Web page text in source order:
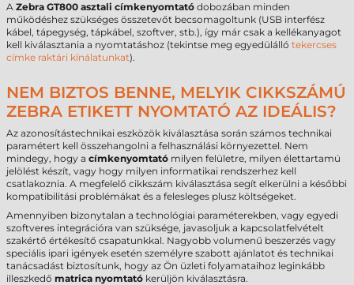
A Zebra GT800 asztali címkenyomtató dobozában minden
működéshez szükséges összetevőt becsomagoltunk (USB interfész
kábel, tápegység, tápkábel, szoftver, stb.), így már csak a kellékanyagot
kell kiválasztania a nyomtatáshoz (tekintse meg egyedülálló tekercses
címke raktári kínálatunkat).
NEM BIZTOS BENNE, MELYIK CIKKSZÁMÚ
ZEBRA ETIKETT NYOMTATÓ AZ IDEÁLIS?
Az azonosítástechnikai eszközök kiválasztása során számos technikai
paramétert kell összehangolni a felhasználási környezettel. Nem
mindegy, hogy a címkenyomtató milyen felületre, milyen élettartamú
jelölést készít, vagy hogy milyen informatikai rendszerhez kell
csatlakoznia. A megfelelő cikkszám kiválasztása segít elkerülni a későbbi
kompatibilitási problémákat és a felesleges plusz költségeket.
Amennyiben bizonytalan a technológiai paraméterekben, vagy egyedi
szoftveres integrációra van szüksége, javasoljuk a kapcsolatfelvételt
szakértő értékesítő csapatunkkal. Nagyobb volumenű beszerzés vagy
speciális ipari igények esetén személyre szabott ajánlatot és technikai
tanácsadást biztosítunk, hogy az Ön üzleti folyamataihoz leginkább
illeszkedő matrica nyomtató kerüljön kiválasztásra.